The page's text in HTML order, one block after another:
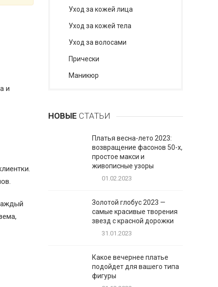
и
Уход за кожей лица
Уход за кожей тела
Уход за волосами
Прически
Маникюр
НОВЫЕ СТАТЬИ
Платья весна-лето 2023:
возвращение фасонов 50-х,
простое макси и
живописные узоры
01.02.2023
Золотой глобус 2023 —
самые красивые творения
звезд с красной дорожки
31.01.2023
Какое вечернее платье
подойдет для вашего типа
фигуры